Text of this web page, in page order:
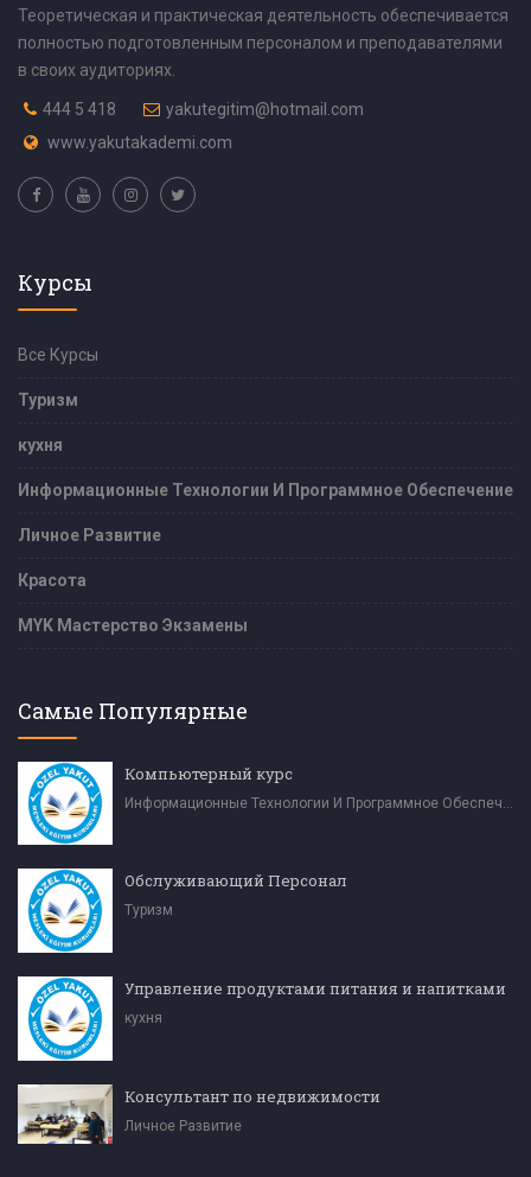
Теоретическая и практическая деятельность обеспечивается
полностью подготовленным персоналом и преподавателями
в своих аудиториях.
444 5 418
yakutegitim@hotmail.com
www.yakutakademi.com
Курсы
Все Курсы
Туризм
кухня
Информационные Технологии И Программное Обеспечение
Личное Развитие
Красота
MYK Мастерство Экзамены
Самые Популярные
Компьютерный курс
Обслуживающий Персонал
Туризм
Управление продуктами питания и напитками
кухня
Консультант по недвижимости
Личное Развитие